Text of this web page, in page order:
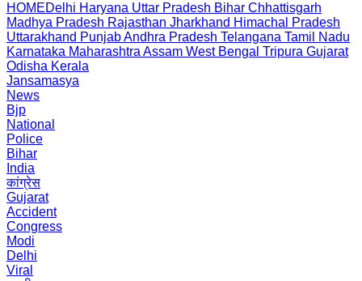
HOMEDelhi Haryana Uttar Pradesh Bihar Chhattisgarh
Madhya Pradesh Rajasthan Jharkhand Himachal Pradesh
Uttarakhand PunjabAndhra Pradesh Telangana Tamil Nadu
Karnataka Maharashtra Assam West Bengal Tripura Gujarat
Odisha Kerala
Jansamasya
News
Bjp
National
Police
Bihar
India
कांग्रेस
Gujarat
Accident
Congress
Modi
Delhi
Viral